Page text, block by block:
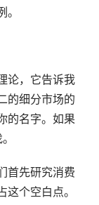
。
论，它告诉我
的细分市场的
的名字。如果
首先研究消费
这个空白点。